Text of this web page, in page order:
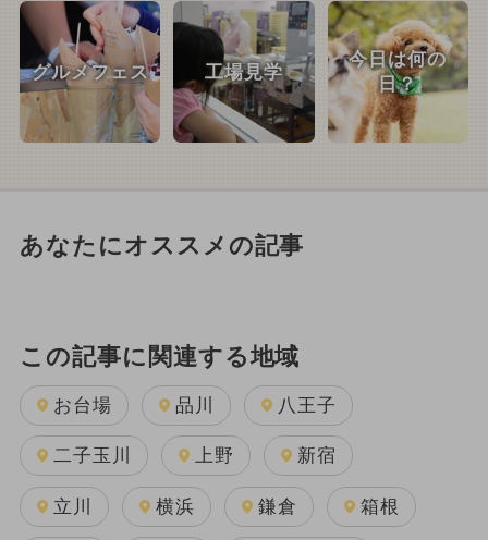
グルメフェス 工場見学
今日は何の
日？
あなたにオススメの記事
この記事に関連する地域
お台場 品川 八王子
二子玉川 上野 新宿
立川 横浜 鎌倉 箱根